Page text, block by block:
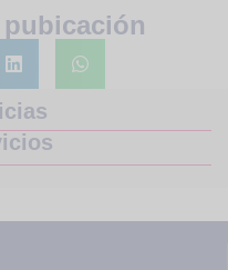
pubicación